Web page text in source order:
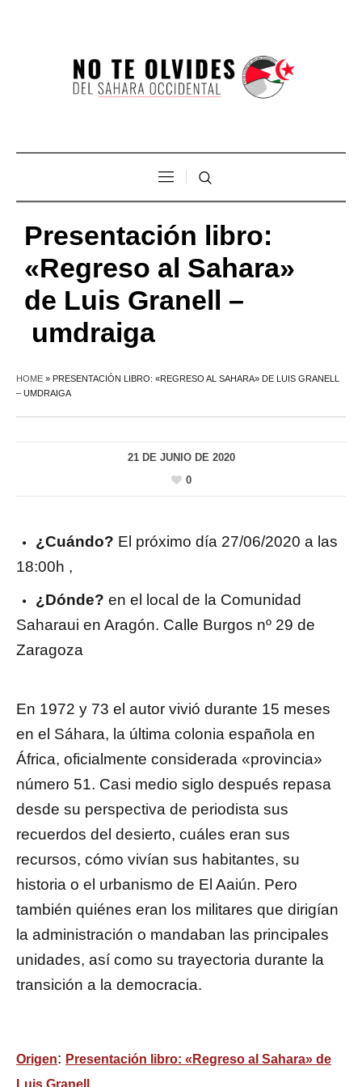
Presentación libro:
«Regreso al Sahara»
de Luis Granell –
umdraiga
HOME » PRESENTACIÓN LIBRO: «REGRESO AL SAHARA» DE LUIS GRANELL
– UMDRAIGA
21 DE JUNIO DE 2020
0
¿Cuándo? El próximo día 27/06/2020 a las
18:00h ,
¿Dónde? en el local de la Comunidad
Saharaui en Aragón. Calle Burgos nº 29 de
Zaragoza
En 1972 y 73 el autor vivió durante 15 meses
en el Sáhara, la última colonia española en
África, oficialmente considerada «provincia»
número 51. Casi medio siglo después repasa
desde su perspectiva de periodista sus
recuerdos del desierto, cuáles eran sus
recursos, cómo vivían sus habitantes, su
historia o el urbanismo de El Aaiún. Pero
también quiénes eran los militares que dirigían
la administración o mandaban las principales
unidades, así como su trayectoria durante la
transición a la democracia.
Origen: Presentación libro: «Regreso al Sahara» de